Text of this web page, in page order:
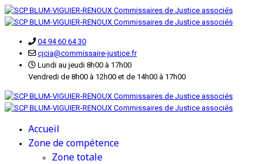
04 94 60 64 30
cjcia@commissaire-justice.fr
Lundi au jeudi 8h00 à 17h00
Vendredi de 8h00 à 12h00 et de 14h00 à 17h00
Accueil
Zone de compétence
Zone totale